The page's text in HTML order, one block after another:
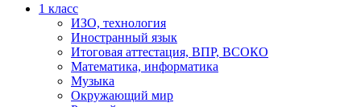
1 класс
ИЗО, технология
Иностранный язык
Итоговая аттестация, ВПР, ВСОКО
Математика, информатика
Музыка
Окружающий мир